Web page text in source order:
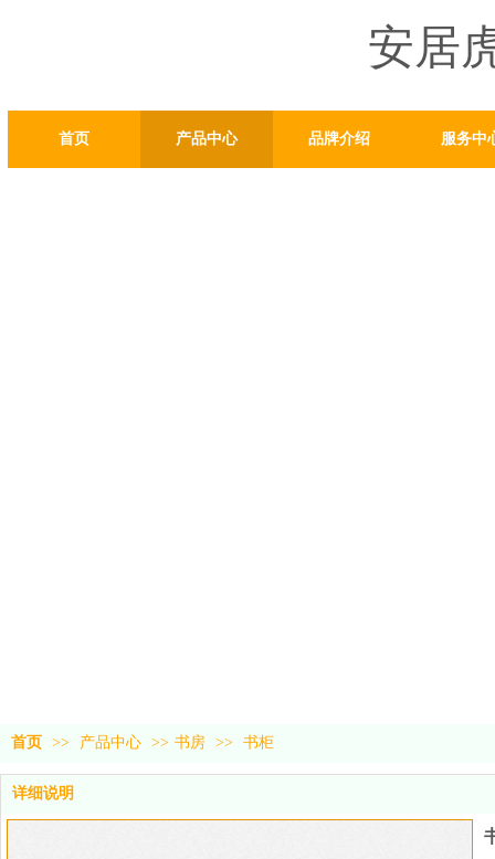
安居
首页 产品中心 品牌介绍 服务中
首页 >> 产品中心 >> 书房 >> 书柜
详细说明